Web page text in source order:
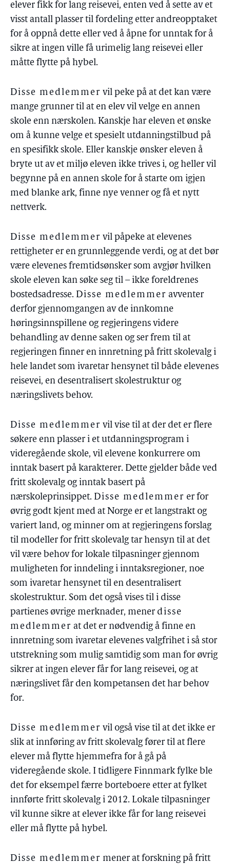
elever fikk for lang reisevei, enten ved å sette av et
visst antall plasser til fordeling etter andreopptaket
for å oppnå dette eller ved å åpne for unntak for å
sikre at ingen ville få urimelig lang reisevei eller
måtte flytte på hybel.
Disse medlemmer vil peke på at det kan være
mange grunner til at en elev vil velge en annen
skole enn nærskolen. Kanskje har eleven et ønske
om å kunne velge et spesielt utdanningstilbud på
en spesifikk skole. Eller kanskje ønsker eleven å
bryte ut av et miljø eleven ikke trives i, og heller vil
begynne på en annen skole for å starte om igjen
med blanke ark, finne nye venner og få et nytt
nettverk.
Disse medlemmer vil påpeke at elevenes
rettigheter er en grunnleggende verdi, og at det bør
være elevenes fremtidsønsker som avgjør hvilken
skole eleven kan søke seg til – ikke foreldrenes
bostedsadresse. Disse medlemmer avventer
derfor gjennomgangen av de innkomne
høringsinnspillene og regjeringens videre
behandling av denne saken og ser frem til at
regjeringen finner en innretning på fritt skolevalg i
hele landet som ivaretar hensynet til både elevenes
reisevei, en desentralisert skolestruktur og
næringslivets behov.
Disse medlemmer vil vise til at der det er flere
søkere enn plasser i et utdanningsprogram i
videregående skole, vil elevene konkurrere om
inntak basert på karakterer. Dette gjelder både ved
fritt skolevalg og inntak basert på
nærskoleprinsippet. Disse medlemmer er for
øvrig godt kjent med at Norge er et langstrakt og
variert land, og minner om at regjeringens forslag
til modeller for fritt skolevalg tar hensyn til at det
vil være behov for lokale tilpasninger gjennom
muligheten for inndeling i inntaksregioner, noe
som ivaretar hensynet til en desentralisert
skolestruktur. Som det også vises til i disse
partienes øvrige merknader, mener disse
medlemmer at det er nødvendig å finne en
innretning som ivaretar elevenes valgfrihet i så stor
utstrekning som mulig samtidig som man for øvrig
sikrer at ingen elever får for lang reisevei, og at
næringslivet får den kompetansen det har behov
for.
Disse medlemmer vil også vise til at det ikke er
slik at innføring av fritt skolevalg fører til at flere
elever må flytte hjemmefra for å gå på
videregående skole. I tidligere Finnmark fylke ble
det for eksempel færre borteboere etter at fylket
innførte fritt skolevalg i 2012. Lokale tilpasninger
vil kunne sikre at elever ikke får for lang reisevei
eller må flytte på hybel.
Disse medlemmer mener at forskning på fritt